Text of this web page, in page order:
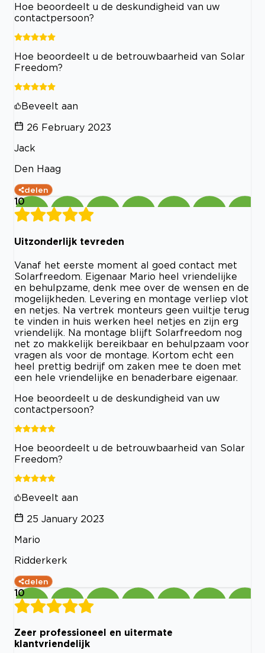
Hoe beoordeelt u de deskundigheid van uw
contactpersoon?
Hoe beoordeelt u de betrouwbaarheid van Solar
Freedom?
Beveelt aan
26 February 2023
Jack
Den Haag
delen
10
Uitzonderlijk tevreden
Vanaf het eerste moment al goed contact met
Solarfreedom. Eigenaar Mario heel vriendelijke
en behulpzame, denk mee over de wensen en de
mogelijkheden. Levering en montage verliep vlot
en netjes. Na vertrek monteurs geen vuiltje terug
te vinden in huis werken heel netjes en zijn erg
vriendelijk. Na montage blijft Solarfreedom nog
net zo makkelijk bereikbaar en behulpzaam voor
vragen als voor de montage. Kortom echt een
heel prettig bedrijf om zaken mee te doen met
een hele vriendelijke en benaderbare eigenaar.
Hoe beoordeelt u de deskundigheid van uw
contactpersoon?
Hoe beoordeelt u de betrouwbaarheid van Solar
Freedom?
Beveelt aan
25 January 2023
Mario
Ridderkerk
delen
10
Zeer professioneel en uitermate
klantvriendelijk